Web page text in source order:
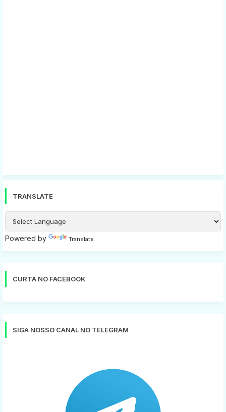
TRANSLATE
Powered by Translate
CURTA NO FACEBOOK
SIGA NOSSO CANAL NO TELEGRAM